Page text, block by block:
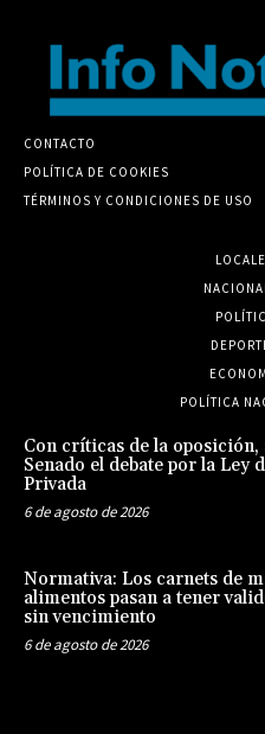
CONTACTO
POLÍTICA DE COOKIES
TÉRMINOS Y CONDICIONES DE USO
POLÍTICA
Con críticas de la oposición,
Senado el debate por la Ley
Privada
6 de agosto de 2026
Normativa: Los carnets de
alimentos pasan a tener
sin vencimiento
6 de agosto de 2026